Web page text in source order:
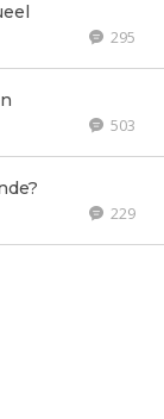
295
503
229